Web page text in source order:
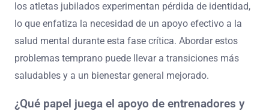
los atletas jubilados experimentan pérdida de identidad,
lo que enfatiza la necesidad de un apoyo efectivo a la
salud mental durante esta fase crítica. Abordar estos
problemas temprano puede llevar a transiciones más
saludables y a un bienestar general mejorado.
¿Qué papel juega el apoyo de entrenadores y